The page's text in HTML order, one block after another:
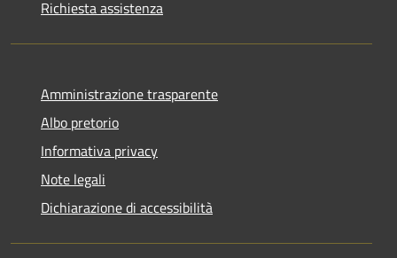
Richiesta assistenza
Amministrazione trasparente
Albo pretorio
Informativa privacy
Note legali
Dichiarazione di accessibilità